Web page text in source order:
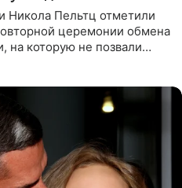
Никола Пельтц отметили
церемонии обмена
на которую не позвали